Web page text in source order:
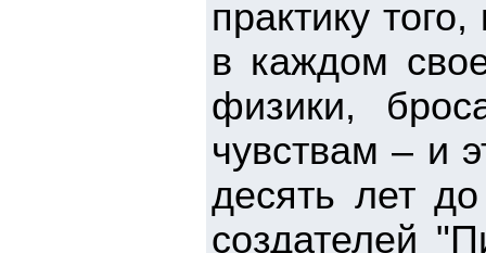
практику
в каждом
физики,
чувствам – и
десять лет
создателей